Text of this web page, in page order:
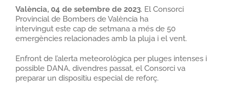
València, 04 de setembre de 2023. El Consorci
Provincial de Bombers de València ha
intervingut este cap de setmana a més de 50
emergències relacionades amb la pluja i el vent.
Enfront de l’alerta meteorològica per pluges intenses i
possible DANA, divendres passat, el Consorci va
preparar un dispositiu especial de reforç.